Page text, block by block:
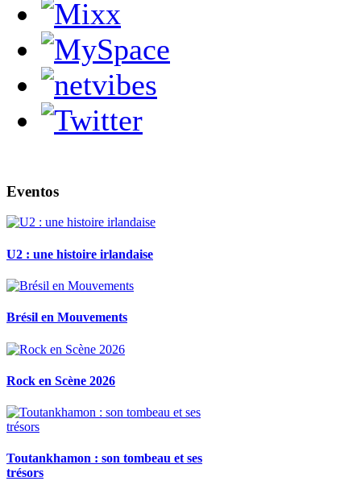
Eventos
U2 : une histoire irlandaise
Brésil en Mouvements
Rock en Scène 2026
Toutankhamon : son tombeau et ses
trésors